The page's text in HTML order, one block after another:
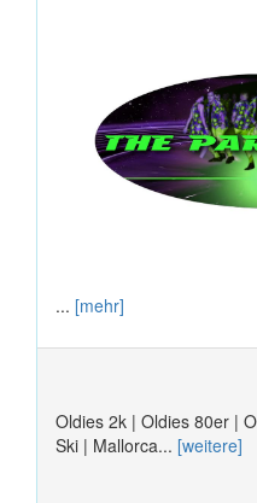
... [mehr]
Oldies 2k | Oldies 80er |
Ski | Mallorca... [weitere]